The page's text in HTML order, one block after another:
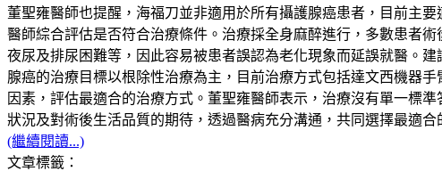
董聖雍醫師也提醒，海福刀並非適用於所有攝護腺癌患者，目前主
醫師綜合評估是否符合治療條件。治療採全身麻醉進行，多數患者
夜尿及排尿困難等，因此容易被患者誤認為老化現象而延誤就醫。
腺癌的治療目標以根除性治療為主，目前治療方式包括達文西機器
因素，評估最適合的治療方式。董聖雍醫師表示，治療沒有單一標
狀況及對術後生活品質的期待，透過醫病充分溝通，共同選擇最適合
(繼續閱讀...)
文章標籤：